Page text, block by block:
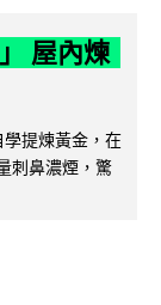
屋內煉
提煉黃金，在
刺鼻濃煙，驚